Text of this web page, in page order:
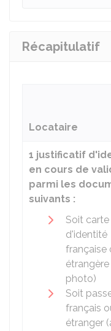
Récapitulatif
Locataire
1 justificatif
en cours de
parmi les
suivants :
Soit carte
d'identité
française
photo)
Soit
français
étranger